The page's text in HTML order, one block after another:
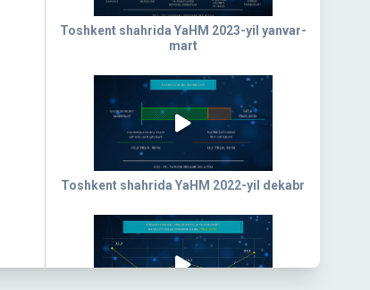
Toshkent shahrida YaHM 2023-yil yanvar-
mart
Toshkent shahrida YaHM 2022-yil dekabr